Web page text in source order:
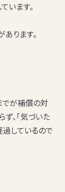
います。
ります。
でが補償の対
、「気づいた
過しているので